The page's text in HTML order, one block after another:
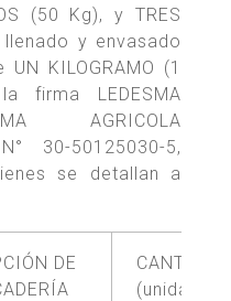
(50 Kg), y TRES
y envasado
KILOGRAMO (1
firma LEDESMA
AGRICOLA
30-50125030-5,
se detallan a
DE
CANTIDAD
(unidades)